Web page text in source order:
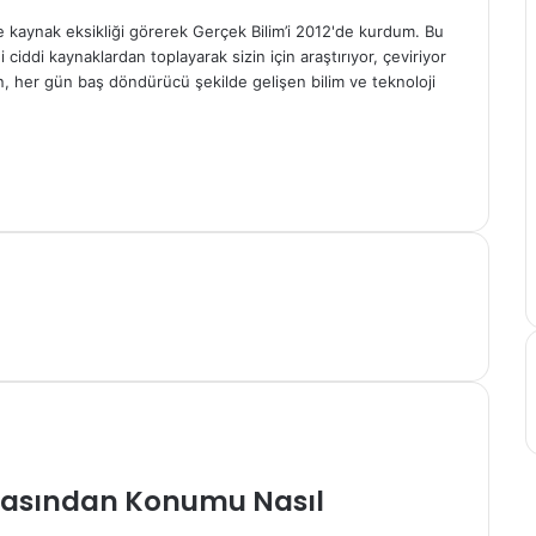
eksikliği görerek Gerçek Bilim’i 2012'de kurdum. Bu
kaynaklardan toplayarak sizin için araştırıyor, çeviriyor
her gün baş döndürücü şekilde gelişen bilim ve teknoloji
Konumu Nasıl